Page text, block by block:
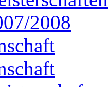
2008